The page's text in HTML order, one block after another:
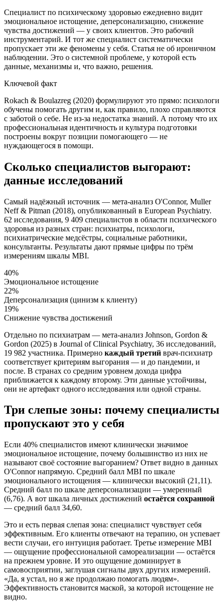
Специалист по психическому здоровью ежедневно видит
эмоциональное истощение, деперсонализацию, снижение
чувства достижений — у своих клиентов. Это рабочий
инструментарий. И тот же специалист систематически
пропускает эти же феномены у себя. Статья не об ироничном
наблюдении. Это о системной проблеме, у которой есть
данные, механизмы и, что важно, решения.
Ключевой факт
Rokach & Boulazreg (2020) формулируют это прямо: психологи
обучены помогать другим и, как правило, плохо справляются
с заботой о себе. Не из-за недостатка знаний. А потому что их
профессиональная идентичность и культура подготовки
построены вокруг позиции помогающего — не
нуждающегося в помощи.
Сколько специалистов выгорают:
данные исследований
Самый надёжный источник — мета-анализ O'Connor, Muller
Neff & Pitman (2018), опубликованный в European Psychiatry.
62 исследования, 9 409 специалистов в области психического
здоровья из разных стран: психиатры, психологи,
психиатрические медсёстры, социальные работники,
консультанты. Результаты дают прямые цифры по трём
измерениям шкалы MBI.
40%
Эмоциональное истощение
22%
Деперсонализация (цинизм к клиенту)
19%
Снижение чувства достижений
Отдельно по психиатрам — мета-анализ Johnson, Gordon &
Gordon (2025) в Journal of Clinical Psychiatry, 36 исследований,
19 982 участника. Примерно каждый третий врач-психиатр
соответствует критериям выгорания — и до пандемии, и
после. В странах со средним уровнем дохода цифра
приближается к каждому второму. Эти данные устойчивы,
они не артефакт одного исследования или одной страны.
Три слепые зоны: почему специалисты
пропускают это у себя
Если 40% специалистов имеют клинически значимое
эмоциональное истощение, почему большинство из них не
называют своё состояние выгоранием? Ответ видно в данных
O'Connor напрямую. Средний балл MBI по шкале
эмоционального истощения — клинически высокий (21,11).
Средний балл по шкале деперсонализации — умеренный
(6,76). А вот шкала личных достижений остаётся сохранной
— средний балл 34,60.
Это и есть первая слепая зона: специалист чувствует себя
эффективным. Его клиенты отвечают на терапию, он успевает
вести случаи, его интуиция работает. Третье измерение MBI
— ощущение профессиональной самореализации — остаётся
на прежнем уровне. И это ощущение доминирует в
самовосприятии, заглушая сигналы двух других измерений.
«Да, я устал, но я же продолжаю помогать людям».
Эффективность становится маской, за которой истощение не
видно.